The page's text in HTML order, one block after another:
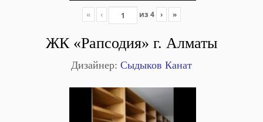
« ‹ из 4 › »
ЖК «Рапсодия» г. Алматы
Дизайнер: Сыдыков Канат